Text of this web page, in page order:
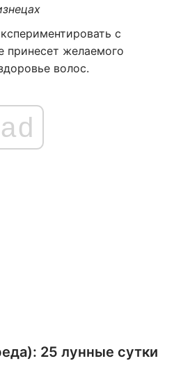
с
принесет желаемого
волос.
ad
25 лунные сутки